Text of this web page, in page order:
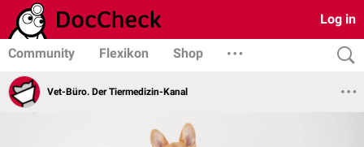
Log in
Community Flexikon Shop
Vet-Büro. Der Tiermedizin-Kanal